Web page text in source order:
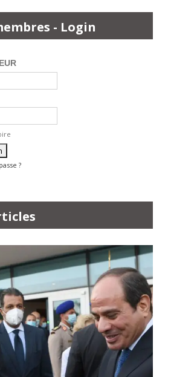
- Login
?